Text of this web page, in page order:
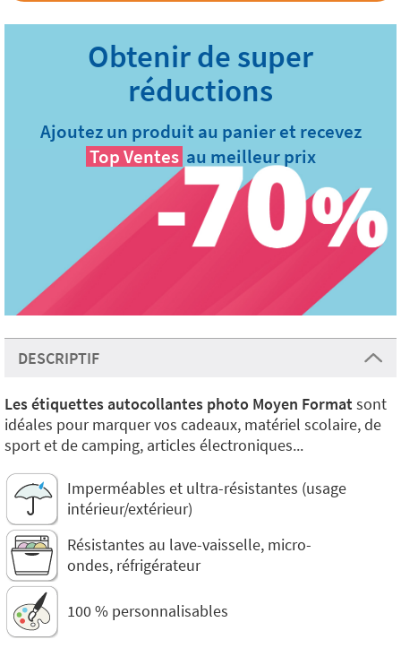
Ajoutez un produit au panier et recevez
Top Ventes au meilleur prix
DESCRIPTIF
Les étiquettes autocollantes photo Moyen Formatsont
idéales pour marquer vos cadeaux, matériel scolaire, de
sport et de camping, articles électroniques...
Imperméables et ultra-résistantes (usage
intérieur/extérieur)
Résistantes au lave-vaisselle, micro-
ondes, réfrigérateur
100 % personnalisables